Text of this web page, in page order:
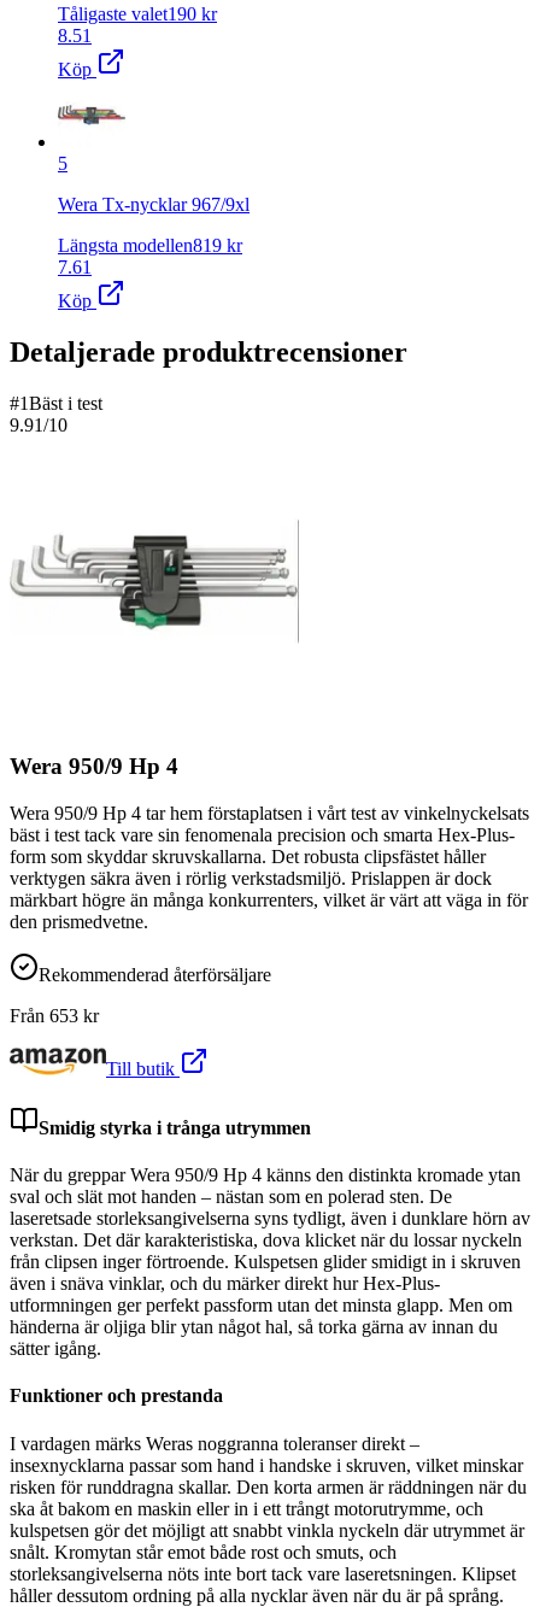
Tåligaste valet190 kr
8.51
Köp
5
Wera Tx-nycklar 967/9xl
Längsta modellen819 kr
7.61
Köp
Detaljerade produktrecensioner
#1Bäst i test
9.91/10
Wera 950/9 Hp 4
Wera 950/9 Hp 4 tar hem förstaplatsen i vårt test av vinkelnyckelsats
bäst i test tack vare sin fenomenala precision och smarta Hex-Plus-
form som skyddar skruvskallarna. Det robusta clipsfästet håller
verktygen säkra även i rörlig verkstadsmiljö. Prislappen är dock
märkbart högre än många konkurrenters, vilket är värt att väga in för
den prismedvetne.
Rekommenderad återförsäljare
Från 653 kr
Till butik
Smidig styrka i trånga utrymmen
När du greppar Wera 950/9 Hp 4 känns den distinkta kromade ytan
sval och slät mot handen – nästan som en polerad sten. De
laseretsade storleksangivelserna syns tydligt, även i dunklare hörn av
verkstan. Det där karakteristiska, dova klicket när du lossar nyckeln
från clipsen inger förtroende. Kulspetsen glider smidigt in i skruven
även i snäva vinklar, och du märker direkt hur Hex-Plus-
utformningen ger perfekt passform utan det minsta glapp. Men om
händerna är oljiga blir ytan något hal, så torka gärna av innan du
sätter igång.
Funktioner och prestanda
I vardagen märks Weras noggranna toleranser direkt –
insexnycklarna passar som hand i handske i skruven, vilket minskar
risken för runddragna skallar. Den korta armen är räddningen när du
ska åt bakom en maskin eller in i ett trångt motorutrymme, och
kulspetsen gör det möjligt att snabbt vinkla nyckeln där utrymmet är
snålt. Kromytan står emot både rost och smuts, och
storleksangivelserna nöts inte bort tack vare laseretsningen. Klipset
håller dessutom ordning på alla nycklar även när du är på språng.